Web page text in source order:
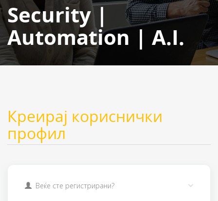
Security |
Automation | A.I.
Креирај кориснички
профил
Веќе сте регистрирани?